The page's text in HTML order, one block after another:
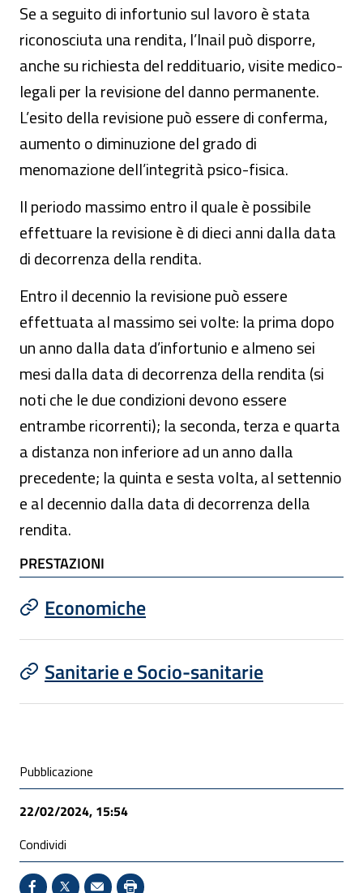
Se a seguito di infortunio sul lavoro è stata
riconosciuta una rendita, l’Inail può disporre,
anche su richiesta del reddituario, visite medico-
legali per la revisione del danno permanente.
L’esito della revisione può essere di conferma,
aumento o diminuzione del grado di
menomazione dell’integrità psico-fisica.
Il periodo massimo entro il quale è possibile
effettuare la revisione è di dieci anni dalla data
di decorrenza della rendita.
Entro il decennio la revisione può essere
effettuata al massimo sei volte: la prima dopo
un anno dalla data d’infortunio e almeno sei
mesi dalla data di decorrenza della rendita (si
noti che le due condizioni devono essere
entrambe ricorrenti); la seconda, terza e quarta
a distanza non inferiore ad un anno dalla
precedente; la quinta e sesta volta, al settennio
e al decennio dalla data di decorrenza della
rendita.
PRESTAZIONI
Economiche
Sanitarie e Socio-sanitarie
Condivisione social
Pubblicazione
22/02/2024, 15:54
Condividi